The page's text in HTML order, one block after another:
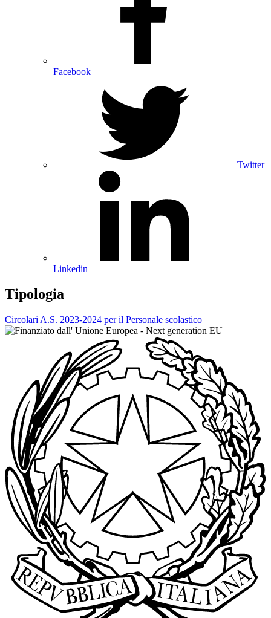
Facebook
Twitter
Linkedin
Tipologia
Circolari A.S. 2023-2024 per il Personale scolastico